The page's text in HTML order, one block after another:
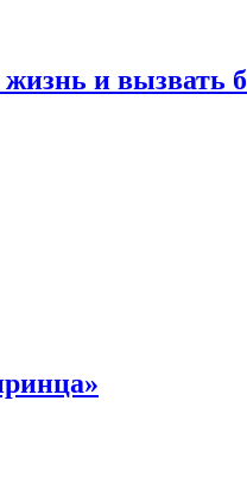
и вызвать